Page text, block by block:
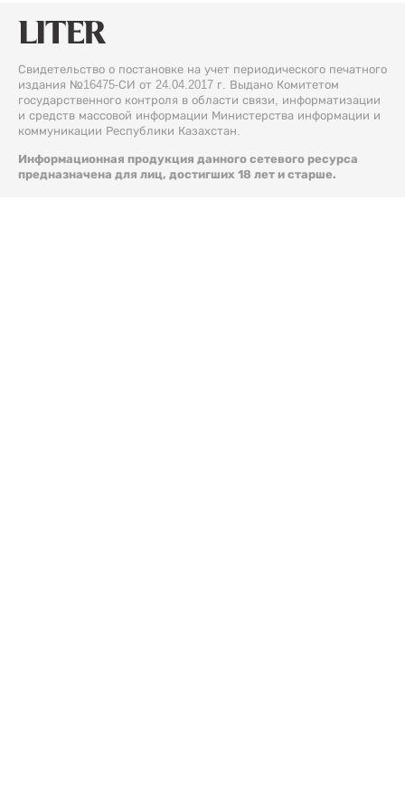
Свидетельство о постановке на учет периодического печатного
издания №16475-СИ от 24.04.2017 г. Выдано Комитетом
государственного контроля в области связи, информатизации
и средств массовой информации Министерства информации и
коммуникации Республики Казахстан.
Информационная продукция данного сетевого ресурса
предназначена для лиц, достигших 18 лет и старше.